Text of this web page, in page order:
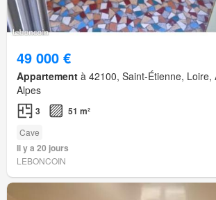
49 000 €
Appartement à 42100, Saint-Étienne, Loire,
Alpes
3 51 m²
Cave
Il y a 20 jours
LEBONCOIN